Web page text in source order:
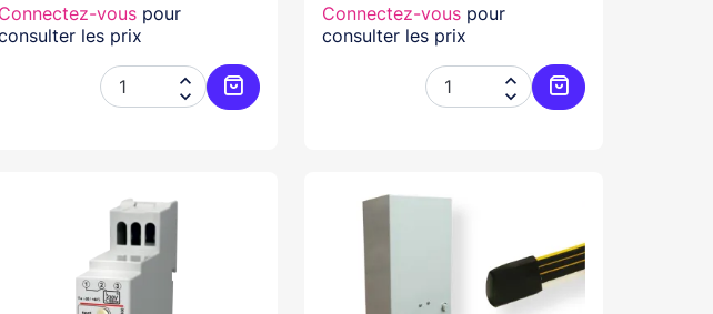
Connectez-vouspour
les prix


Ajouter au panier
Connectez-vous pour
consulter les prix


Ajouter au panier